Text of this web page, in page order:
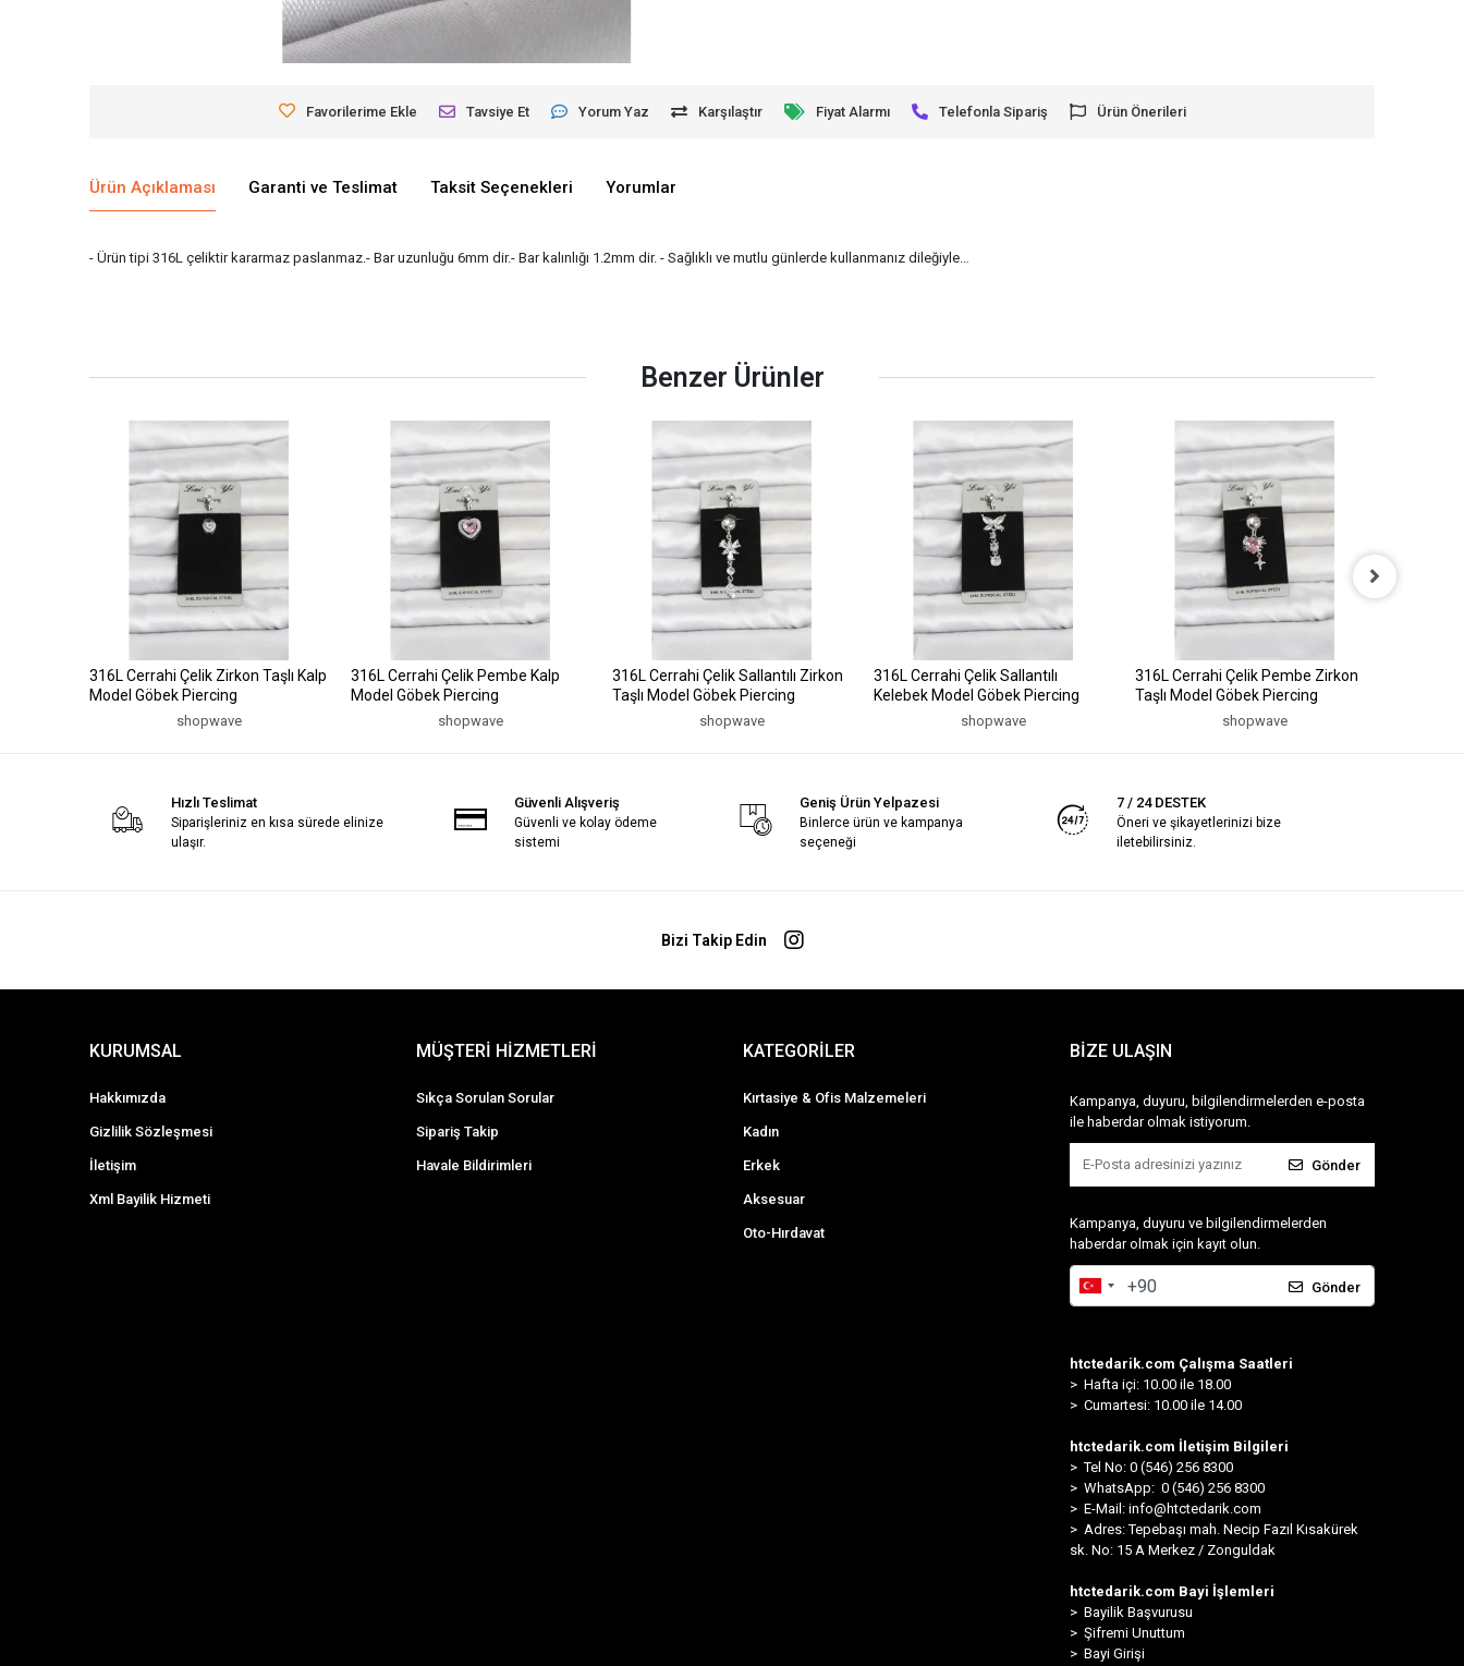
Favorilerime Ekle Tavsiye Et Yorum Yaz Karşılaştır Fiyat Alarmı Telefonla Sipariş Ürün Önerileri
Ürün Açıklaması Garanti ve Teslimat Taksit Seçenekleri Yorumlar
- Ürün tipi 316L çeliktir kararmaz paslanmaz.- Bar uzunluğu 6mm dir.- Bar kalınlığı 1.2mm dir. - Sağlıklı ve mutlu günlerde kullanmanız dileğiyle…
Benzer Ürünler
316L Cerrahi Çelik Zirkon Taşlı Kalp
Model Göbek Piercing
shopwave
316L Cerrahi Çelik Pembe Kalp
Model Göbek Piercing
shopwave
316L Cerrahi Çelik Sallantılı Zirkon
Taşlı Model Göbek Piercing
shopwave
316L Cerrahi Çelik Sallantılı
Kelebek Model Göbek Piercing
shopwave
316L Cerrahi Çelik Pembe Zirkon
Taşlı Model Göbek Piercing
shopwave
Hızlı Teslimat
Siparişleriniz en kısa sürede elinize
ulaşır.
Güvenli Alışveriş
Güvenli ve kolay ödeme
sistemi
Geniş Ürün Yelpazesi
Binlerce ürün ve kampanya
seçeneği
7 / 24 DESTEK
Öneri ve şikayetlerinizi bize
iletebilirsiniz.
Bizi Takip Edin
KURUMSAL
Hakkımızda
Gizlilik Sözleşmesi
İletişim
Xml Bayilik Hizmeti
MÜŞTERİ HİZMETLERİ
Sıkça Sorulan Sorular
Sipariş Takip
Havale Bildirimleri
KATEGORİLER
Kırtasiye & Ofis Malzemeleri
Kadın
Erkek
Aksesuar
Oto-Hırdavat
BİZE ULAŞIN
Kampanya, duyuru, bilgilendirmelerden e-posta
ile haberdar olmak istiyorum.
Gönder
Kampanya, duyuru ve bilgilendirmelerden
haberdar olmak için kayıt olun.
Gönder
htctedarik.com Çalışma Saatleri
> Hafta içi: 10.00 ile 18.00
> Cumartesi: 10.00 ile 14.00
htctedarik.com İletişim Bilgileri
> Tel No: 0 (546) 256 8300
> WhatsApp: 0 (546) 256 8300
> E-Mail: info@htctedarik.com
> Adres: Tepebaşı mah. Necip Fazıl Kısakürek
sk. No: 15 A Merkez / Zonguldak
htctedarik.com Bayi İşlemleri
> Bayilik Başvurusu
> Şifremi Unuttum
> Bayi Girişi